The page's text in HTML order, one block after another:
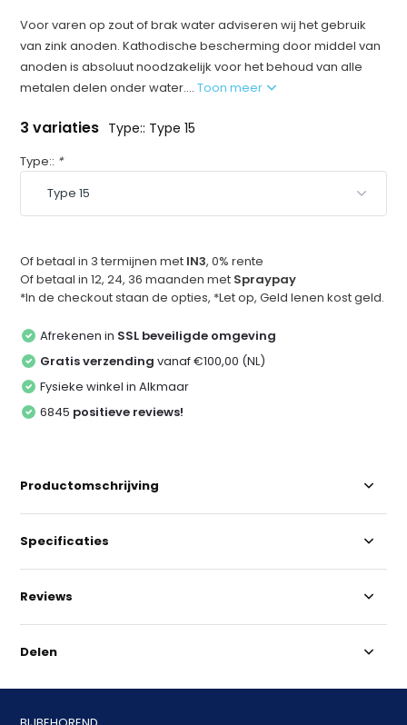
Voor varen op zout of brak water adviseren wij het gebruik
van zink anoden. Kathodische bescherming door middel van
anoden is absoluut noodzakelijk voor het behoud van alle
metalen delen onder water....Toon meer
3 variaties Type:: Type 15
Type:: *
Of betaal in 3 termijnen met IN3, 0% rente
Of betaal in 12, 24, 36 maanden met Spraypay
*In de checkout staan de opties, *Let op, Geld lenen kost geld.
Afrekenen in SSL beveiligde omgeving
Gratis verzending vanaf €100,00 (NL)
Fysieke winkel in Alkmaar
6845 positieve reviews!
Productomschrijving
Specificaties
Reviews
Delen